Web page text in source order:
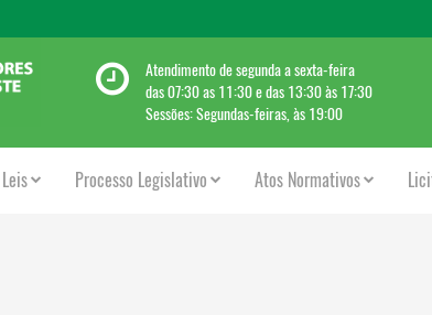
Atendimento de segunda a sexta-feira
das 07:30 as 11:30 e das 13:30 às 17:30
Sessões: Segundas-feiras, às 19:00
Leis Processo Legislativo Atos Normativos